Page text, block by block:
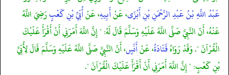
عَبْدُ اللَّهِ بْنُ عَبْدِ الرَّحْمَنِ بْنِ أَبْزَى، عَنْأَبِيهِ، عَنْأُبَيِّ بْنِ كَعْبٍرَضِيَ اللَّهُ
عَنْهُ، أَنّ النَّبِيَّ صَلَّى اللَّهُ عَلَيْهِ وَسَلَّمَ قَالَ لَهُ: " إِنَّ اللَّهَ أَمَرَنِي أَنْ أَقْرَأَ عَلَيْكَ
الْقُرْآنَ ". وَقَدْ رَوَاهُقَتَادَةُ، عَنْأَنَسٍ، أَنّ النَّبِيَّ صَلَّى اللَّهُ عَلَيْهِ وَسَلَّمَ قَالَ لِأُبَيِّ
بْنِ كَعْبٍ: " إِنَّ اللَّهَ أَمَرَنِي أَنْ أَقْرَأَ عَلَيْكَ الْقُرْآنَ ".